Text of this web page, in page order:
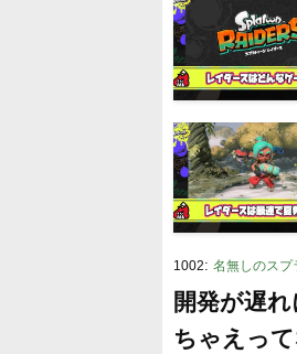
1002: 名無しのスプ
開発が遅
ちゃえっ